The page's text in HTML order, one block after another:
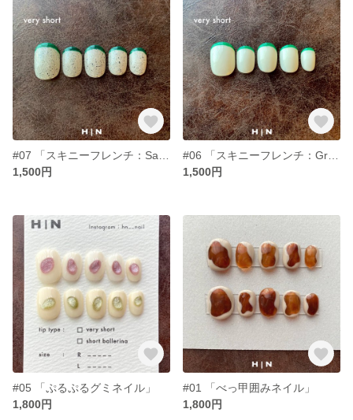
1,500円
1,500円
#05 「ぷるぷるグミネイル」
1,800円
#01 「べっ甲囲みネイル」
1,800円